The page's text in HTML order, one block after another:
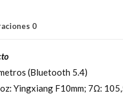
0
(Bluetooth 5.4)
Yingxiang F10mm; 7Ω: